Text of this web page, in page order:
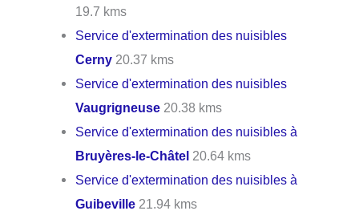
19.7 kms
Service d'extermination des nuisibles
Cerny 20.37 kms
Service d'extermination des nuisibles
Vaugrigneuse 20.38 kms
Service d'extermination des nuisibles à
Bruyères-le-Châtel 20.64 kms
Service d'extermination des nuisibles à
Guibeville 21.94 kms